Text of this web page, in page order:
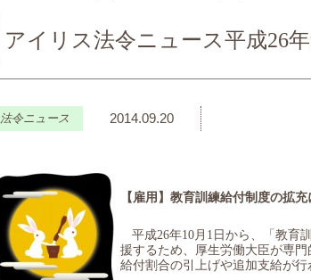
アイリス法令ニュース平成26
法令ニュース 2014.09.20
【雇用】 教育訓練給付制度の拡充
平成26年10月 1 日から、「教育
援するため、厚生労働大臣が専
給付割合の引上げや追加支給が行